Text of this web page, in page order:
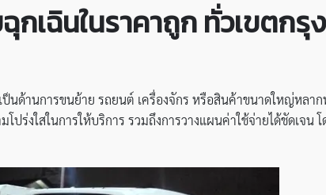
กเฉินในราคาถูก ทั่วเขตกรุ
ป็นด้านการขนย้าย รถยนต์ เครื่องจักร หรือสินค้าขนาดใหญ่หลาก
ร่งใสในการให้บริการ รวมถึงการวางแผนค่าใช้จ่ายได้ชัดเจน